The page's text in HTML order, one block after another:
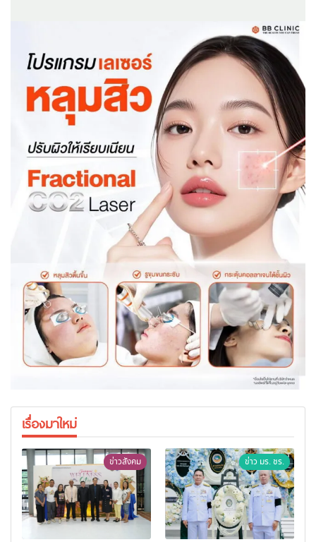
เรื่องมาใหม่
ข่าวสังคม ข่าว มร. ชร.